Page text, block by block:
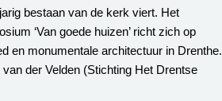
bestaan van de kerk viert. Het
‘Van goede huizen’ richt zich op
en monumentale architectuur in Drenthe.
van der Velden (Stichting Het Drentse